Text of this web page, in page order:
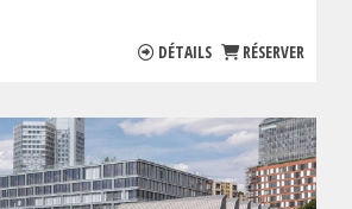
DÉTAILS RÉSERVER